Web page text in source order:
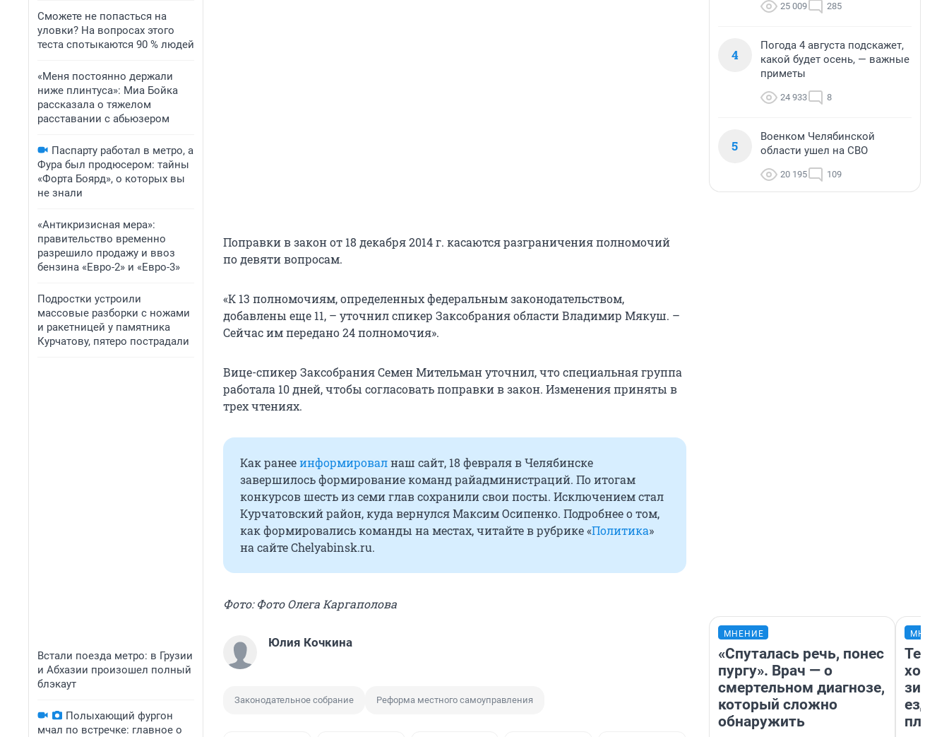
Сможете не попасться на
уловки? На вопросах этого
теста спотыкаются 90 % людей
«Меня постоянно держали
ниже плинтуса»: Миа Бойка
рассказала о тяжелом
расставании с абьюзером
Паспарту работал в метро, а
Фура был продюсером: тайны
«Форта Боярд», о которых вы
не знали
«Антикризисная мера»:
правительство временно
разрешило продажу и ввоз
бензина «Евро-2» и «Евро-3»
Подростки устроили
массовые разборки с ножами
и ракетницей у памятника
Курчатову, пятеро пострадали
Встали поезда метро: в Грузии
и Абхазии произошел полный
блэкаут
Полыхающий фургон
мчал по встречке: главное о
Поправки в закон от 18 декабря 2014 г. касаются разграничения полномочий
по девяти вопросам.
«К 13 полномочиям, определенных федеральным законодательством,
добавлены еще 11, – уточнил спикер Заксобрания области Владимир Мякуш. –
Сейчас им передано 24 полномочия».
Вице-спикер Заксобрания Семен Мительман уточнил, что специальная группа
работала 10 дней, чтобы согласовать поправки в закон. Изменения приняты в
трех чтениях.
Как ранееинформировалнаш сайт, 18 февраля в Челябинске
завершилось формирование команд райадминистраций. По итогам
конкурсов шесть из семи глав сохранили свои посты. Исключением стал
Курчатовский район, куда вернулся Максим Осипенко. Подробнее о том,
как формировались команды на местах, читайте в рубрике «Политика»
на сайте Chelyabinsk.ru.
Фото: Фото Олега Каргаполова
Юлия Кочкина
Законодательное собрание Реформа местного самоуправления
25 009 285
4
Погода 4 августа подскажет,
какой будет осень, — важные
приметы
24 933 8
5
Военком Челябинской
области ушел на СВО
20 195 109
МНЕНИЕ
«Спуталась речь, понес
пургу». Врач — о
смертельном диагнозе,
который сложно
обнаружить
ездит